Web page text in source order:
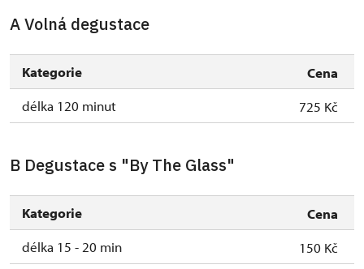
A Volná degustace
Kategorie
Cena
délka 120 minut
725 Kč
B Degustace s "By The Glass"
Kategorie
Cena
délka 15 - 20 min
150 Kč